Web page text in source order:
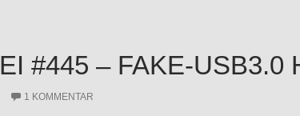
#445 – FAKE-USB3.0
1 KOMMENTAR